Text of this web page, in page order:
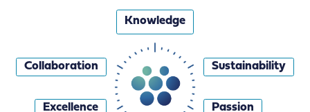
Knowledge
Collaboration
Excellence
Sustainability
Passion